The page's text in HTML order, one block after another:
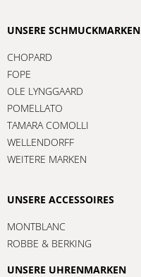
UNSERE SCHMUCKMARKEN
CHOPARD
FOPE
OLE LYNGGAARD
POMELLATO
TAMARA COMOLLI
WELLENDORFF
WEITERE MARKEN
UNSERE ACCESSOIRES
MONTBLANC
ROBBE & BERKING
UNSERE UHRENMARKEN